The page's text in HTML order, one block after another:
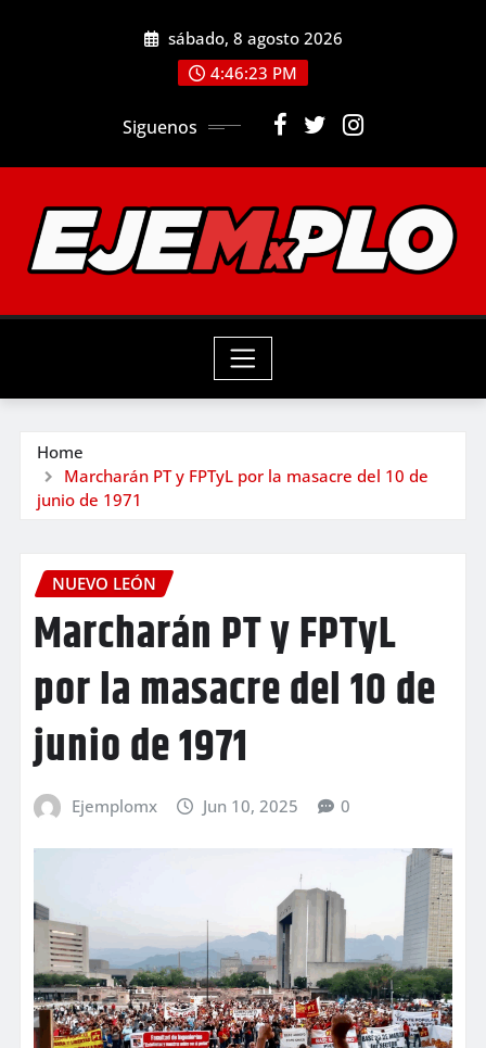
sábado, 8 agosto 2026
4:46:25 PM
Siguenos
Home
Marcharán PT y FPTyL por la masacre del 10 de
junio de 1971
NUEVO LEÓN
Marcharán PT y FPTyL
por la masacre del 10 de
junio de 1971
Ejemplomx Jun 10, 2025 0